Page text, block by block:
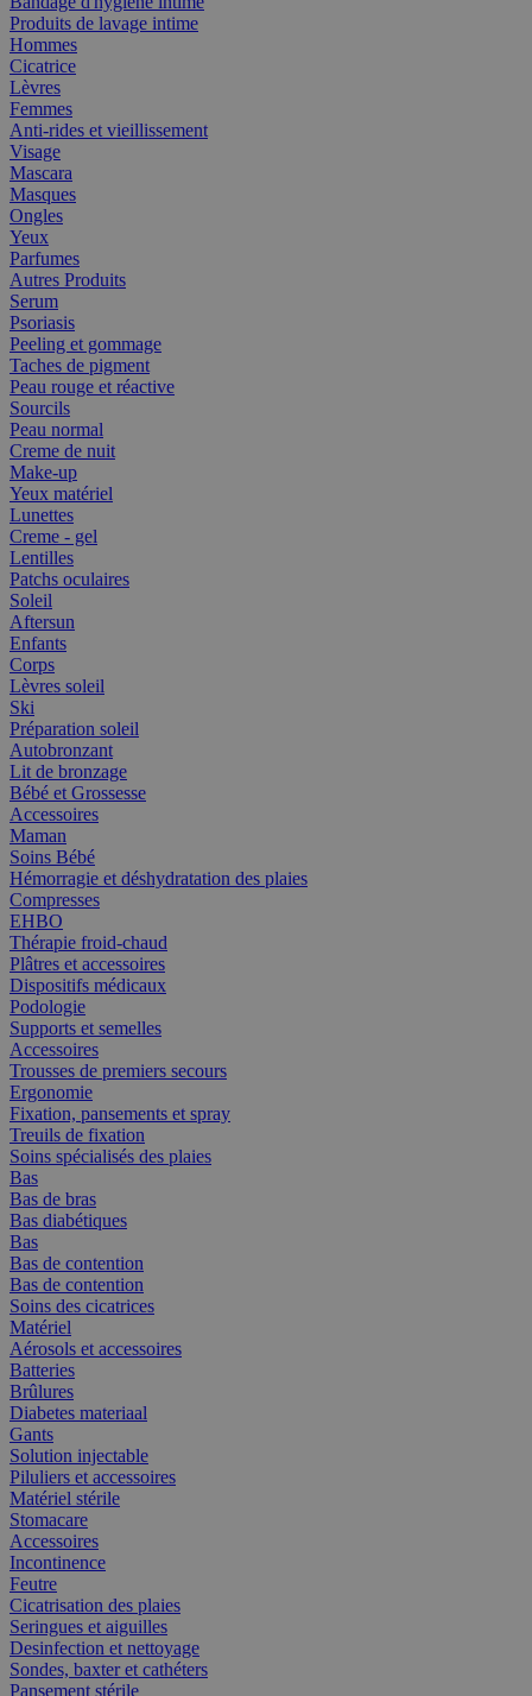
Produits de lavage intime
Hommes
Cicatrice
Lèvres
Femmes
Anti-rides et vieillissement
Visage
Mascara
Masques
Ongles
Yeux
Parfumes
Autres Produits
Serum
Psoriasis
Peeling et gommage
Taches de pigment
Peau rouge et réactive
Sourcils
Peau normal
Creme de nuit
Make-up
Yeux matériel
Lunettes
Creme - gel
Lentilles
Patchs oculaires
Soleil
Aftersun
Enfants
Corps
Lèvres soleil
Ski
Préparation soleil
Autobronzant
Lit de bronzage
Bébé et Grossesse
Accessoires
Maman
Soins Bébé
Hémorragie et déshydratation des plaies
Compresses
EHBO
Thérapie froid-chaud
Plâtres et accessoires
Dispositifs médicaux
Podologie
Supports et semelles
Accessoires
Trousses de premiers secours
Ergonomie
Fixation, pansements et spray
Treuils de fixation
Soins spécialisés des plaies
Bas
Bas de bras
Bas diabétiques
Bas
Bas de contention
Bas de contention
Soins des cicatrices
Matériel
Aérosols et accessoires
Batteries
Brûlures
Diabetes materiaal
Gants
Solution injectable
Piluliers et accessoires
Matériel stérile
Stomacare
Accessoires
Incontinence
Feutre
Cicatrisation des plaies
Seringues et aiguilles
Desinfection et nettoyage
Sondes, baxter et cathéters
Pansement stérile